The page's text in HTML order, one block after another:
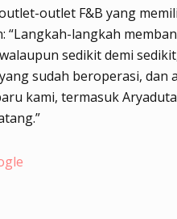
outlet F&B yang
“Langkah-langkah
sedikit demi
sudah beroperasi, dan
kami, termasuk